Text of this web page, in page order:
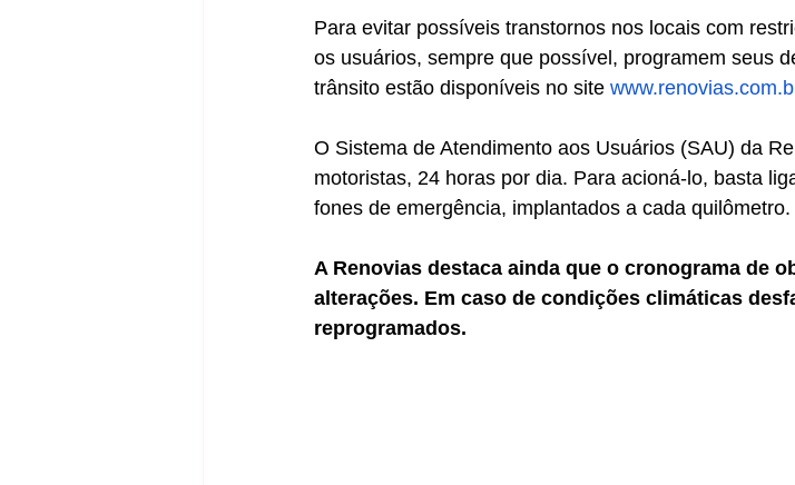
Para evitar possíveis transtornos nos locais com
os usuários, sempre que possível, programem seus
trânsito estão disponíveis no site
O Sistema de Atendimento aos Usuários (SAU) da
motoristas, 24 horas por dia. Para acioná-lo, basta
fones de emergência, implantados a cada quilômetro.
A Renovias destaca ainda que o cronograma de
alterações. Em caso de condições climáticas
reprogramados.